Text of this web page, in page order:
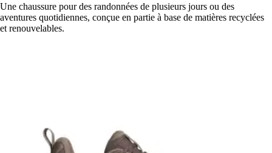
Une chaussure pour des randonnées de plusieurs jours ou des
aventures quotidiennes, conçue en partie à base de matières recyclées
et renouvelables.